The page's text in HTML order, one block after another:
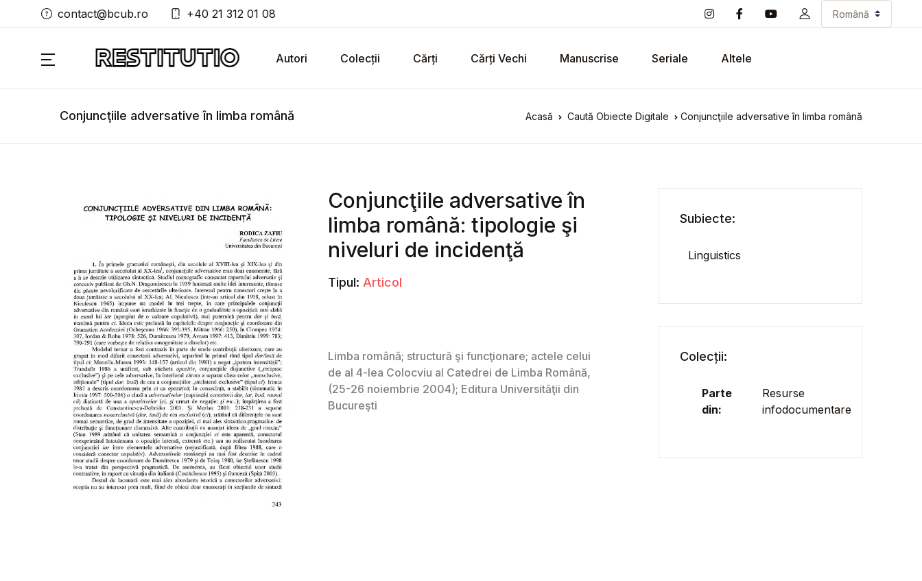
contact@bcub.ro +40 21 312 01 08
Autori Colecții Cărți Cărți Vechi Manuscrise Seriale Altele
Conjuncţiile adversative în limba română Acasă Caută Obiecte Digitale Conjuncţiile adversative în limba română
Conjuncţiile adversative în
limba română: tipologie şi
niveluri de incidenţă
Tipul: Articol
Subiecte:
Linguistics
Colecții:
Parte
din:
Resurse
infodocumentare